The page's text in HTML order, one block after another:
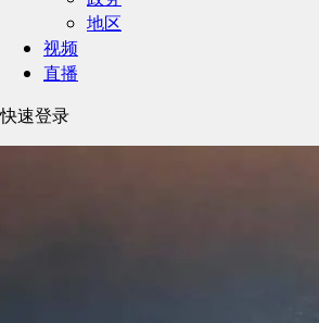
地区
视频
直播
快速登录